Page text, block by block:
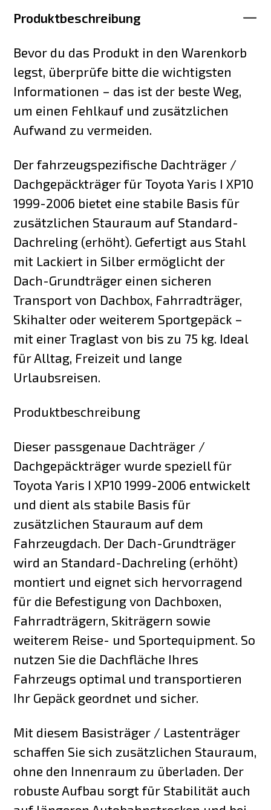
Produktbeschreibung
Bevor du das Produkt in den Warenkorb
legst, überprüfe bitte die wichtigsten
Informationen – das ist der beste Weg,
um einen Fehlkauf und zusätzlichen
Aufwand zu vermeiden.
Der fahrzeugspezifische Dachträger /
Dachgepäckträger für Toyota Yaris I XP10
1999-2006 bietet eine stabile Basis für
zusätzlichen Stauraum auf Standard-
Dachreling (erhöht). Gefertigt aus Stahl
mit Lackiert in Silber ermöglicht der
Dach-Grundträger einen sicheren
Transport von Dachbox, Fahrradträger,
Skihalter oder weiterem Sportgepäck –
mit einer Traglast von bis zu 75 kg. Ideal
für Alltag, Freizeit und lange
Urlaubsreisen.
Produktbeschreibung
Dieser passgenaue Dachträger /
Dachgepäckträger wurde speziell für
Toyota Yaris I XP10 1999-2006 entwickelt
und dient als stabile Basis für
zusätzlichen Stauraum auf dem
Fahrzeugdach. Der Dach-Grundträger
wird an Standard-Dachreling (erhöht)
montiert und eignet sich hervorragend
für die Befestigung von Dachboxen,
Fahrradträgern, Skiträgern sowie
weiterem Reise- und Sportequipment. So
nutzen Sie die Dachfläche Ihres
Fahrzeugs optimal und transportieren
Ihr Gepäck geordnet und sicher.
Mit diesem Basisträger / Lastenträger
schaffen Sie sich zusätzlichen Stauraum,
ohne den Innenraum zu überladen. Der
robuste Aufbau sorgt für Stabilität auch